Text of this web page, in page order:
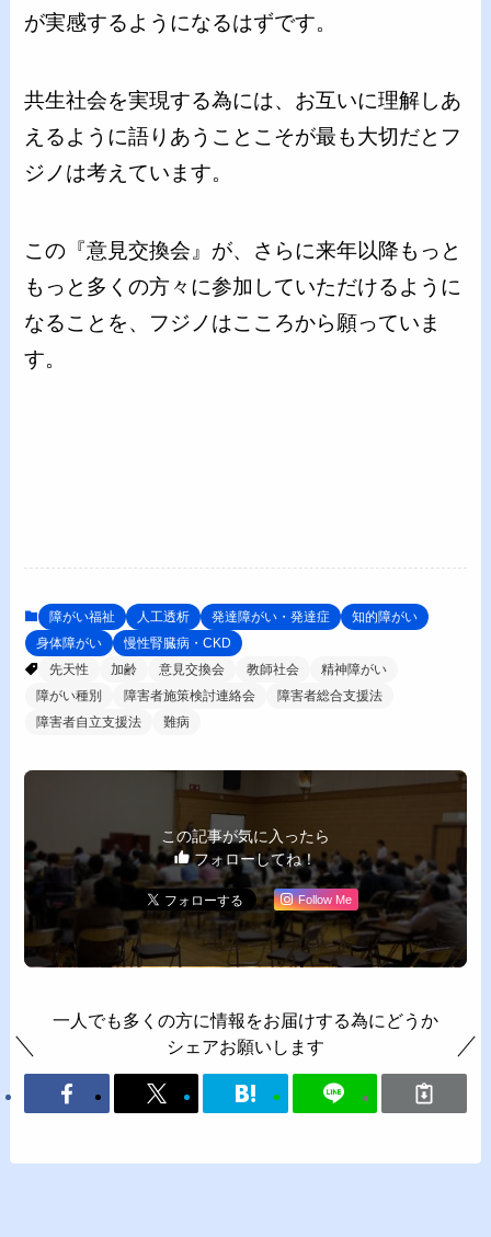
が実感するようになるはずです。
共生社会を実現する為には、お互いに理解しあ
えるように語りあうことこそが最も大切だとフ
ジノは考えています。
この『意見交換会』が、さらに来年以降もっと
もっと多くの方々に参加していただけるように
なることを、フジノはこころから願っていま
す。
障がい福祉 人工透析 発達障がい・発達症
知的障がい
身体障がい
慢性腎臓病・CKD
先天性
加齢 意見交換会 教師社会
精神障がい
障がい種別
障害者施策検討連絡会
障害者総合支援法
障害者自立支援法
難病
この記事が気に入ったら
フォローしてね！
Follow Me
一人でも多くの方に情報をお届けする為にどうか
シェアお願いします